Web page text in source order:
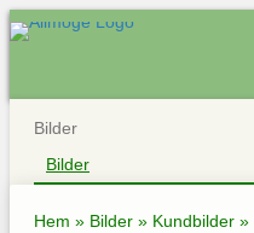
Bilder
Bilder
Hem » Bilder » Kundbilder »